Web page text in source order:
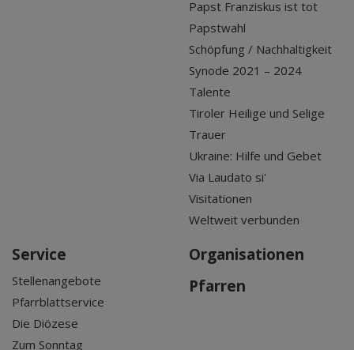
Papst Franziskus ist tot
Papstwahl
Schöpfung / Nachhaltigkeit
Synode 2021 – 2024
Talente
Tiroler Heilige und Selige
Trauer
Ukraine: Hilfe und Gebet
Via Laudato si'
Visitationen
Weltweit verbunden
Service
Stellenangebote
Pfarrblattservice
Die Diözese
Zum Sonntag
Organisationen
Pfarren